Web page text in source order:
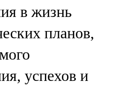
в жизнь
планов,
успехов и